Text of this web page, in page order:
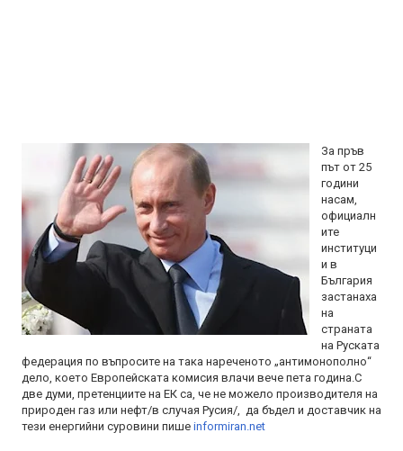
За пръв
път от 25
години
насам,
официалн
ите
институци
и в
България
застанаха
на
страната
на Руската
федерация по въпросите на така нареченото „антимонополно“
дело, което Европейската комисия влачи вече пета година.С
две думи, претенциите на ЕК са, че не можело производителя на
природен газ или нефт/в случая Русия/, да бъдел и доставчик на
тези енергийни суровини пише informiran.net